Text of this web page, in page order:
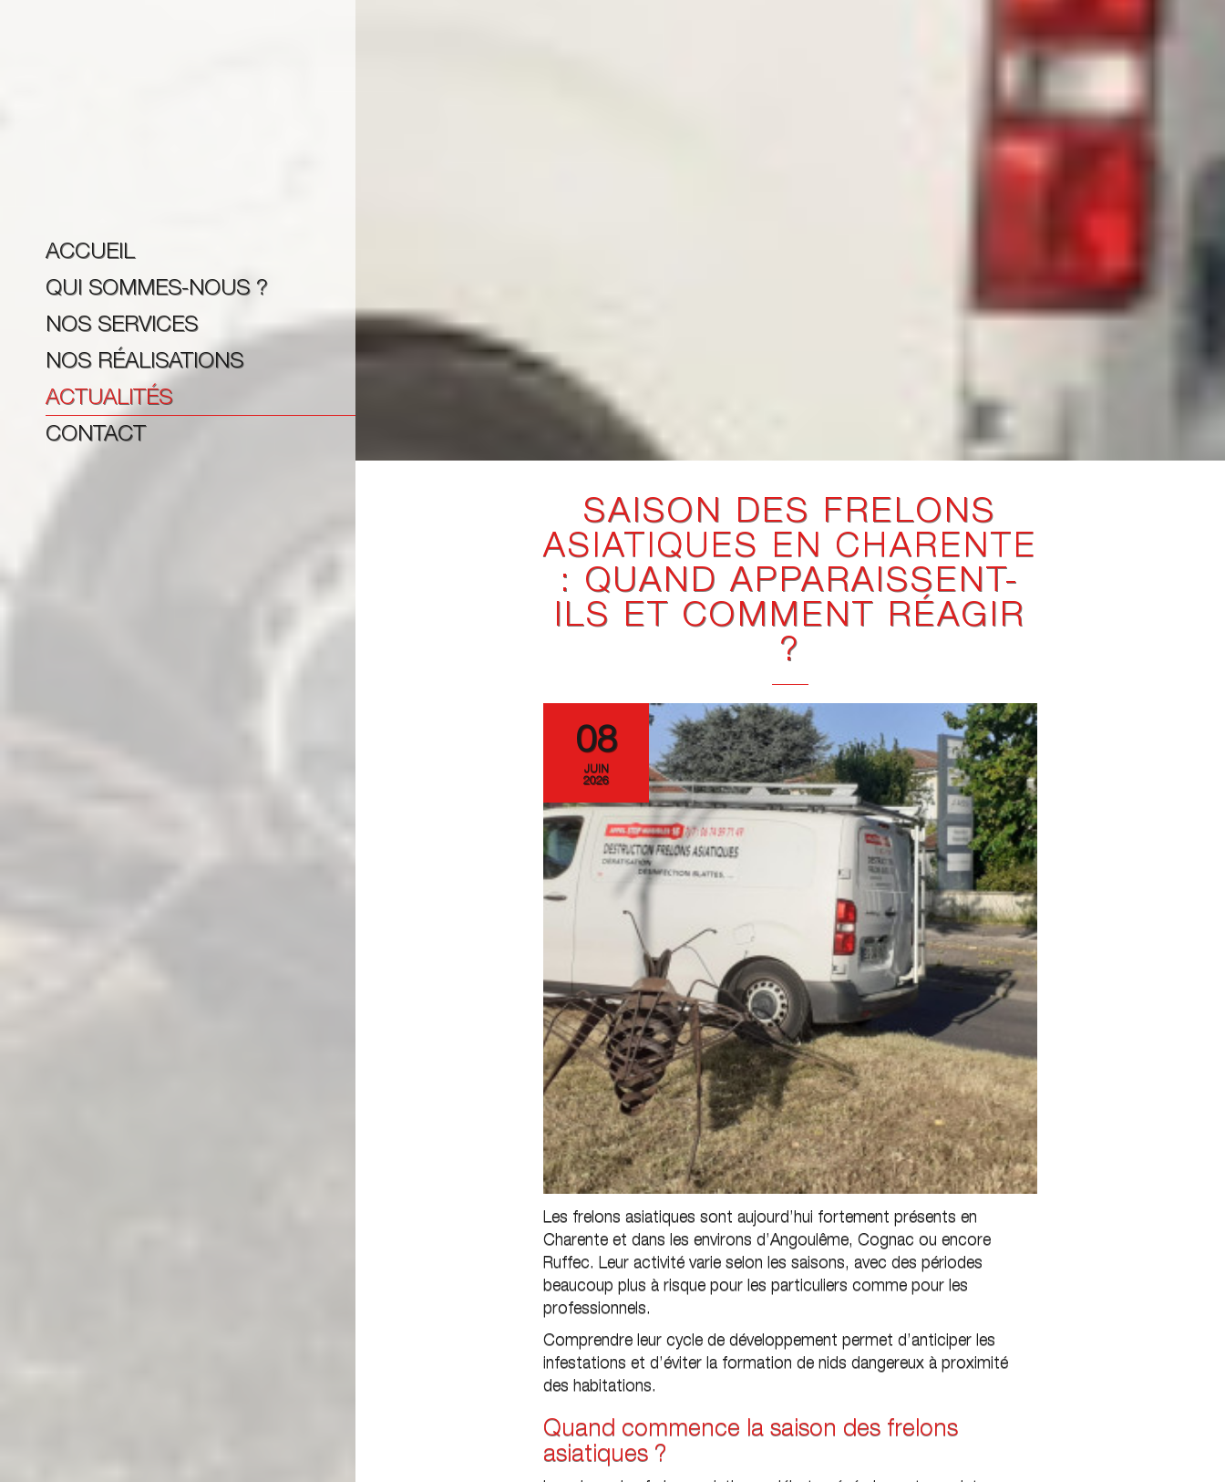
ACCUEIL
QUI SOMMES-NOUS ?
NOS SERVICES
NOS RÉALISATIONS
ACTUALITÉS
CONTACT
SAISON DES FRELONS
ASIATIQUES EN CHARENTE
: QUAND APPARAISSENT-
ILS ET COMMENT RÉAGIR
?
08
JUIN
2026
Les frelons asiatiques sont aujourd’hui fortement présents en
Charente et dans les environs d’Angoulême, Cognac ou encore
Ruffec. Leur activité varie selon les saisons, avec des périodes
beaucoup plus à risque pour les particuliers comme pour les
professionnels.
Comprendre leur cycle de développement permet d’anticiper les
infestations et d’éviter la formation de nids dangereux à proximité
des habitations.
Quand commence la saison des frelons
asiatiques ?